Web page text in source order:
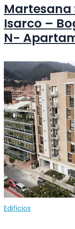
Martesana
Isarco –
N-
Edificios